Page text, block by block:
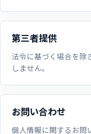
第三者提供
法令に基づく場合を除
しません。
お問い合わせ
個人情報に関するお問